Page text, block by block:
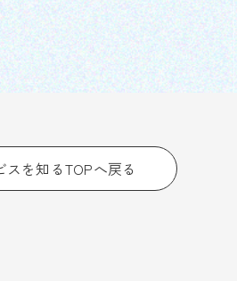
スを知るTOPへ戻る